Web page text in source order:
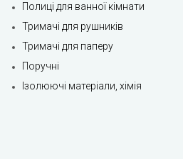
Полиці для ванної кімнати
Тримачі для рушників
Тримачі для паперу
Поручні
Ізолюючі матеріали, хімія